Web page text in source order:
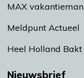
MAX vakantieman
Meldpunt Actueel
Heel Holland Bakt
Nieuwsbrief